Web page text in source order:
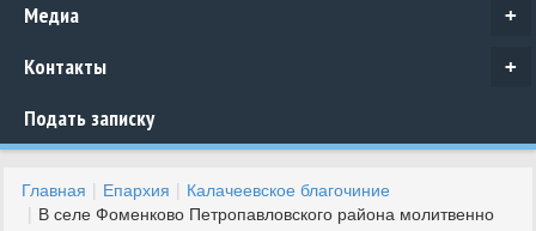
+
Медиа
+
Контакты
Подать записку
Главная Епархия
Калачеевское благочиние
В селе Фоменково Петропавловского района молитвенно